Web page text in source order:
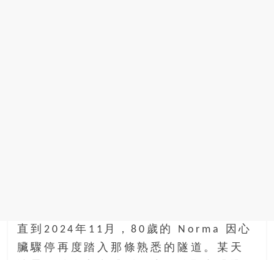
直到2024年11月，80歲的 Norma 因心
臟驟停再度踏入那條熟悉的隧道。某天